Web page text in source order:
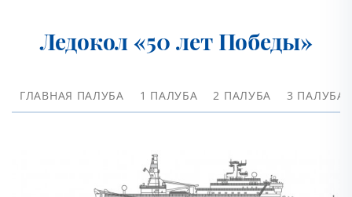
Ледокол «50 лет Победы»
ГЛАВНАЯ ПАЛУБА 1 ПАЛУБА 2 ПАЛУБА 3 ПАЛУБА